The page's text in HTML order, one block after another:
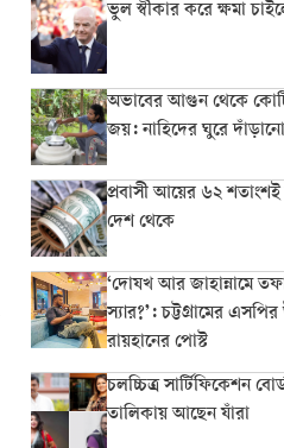
ভুল স্বীকার করে ক্ষমা
অভাবের আগুন থেকে
জয়: নাহিদের ঘুরে
প্রবাসী আয়ের ৬২
দেশ থেকে
‘দোযখ আর জাহান্নামে
স্যার?’: চট্টগ্রামের এসপির
রায়হানের পোস্ট
চলচ্চিত্র সার্টিফিকেশন
তালিকায় আছেন যাঁরা